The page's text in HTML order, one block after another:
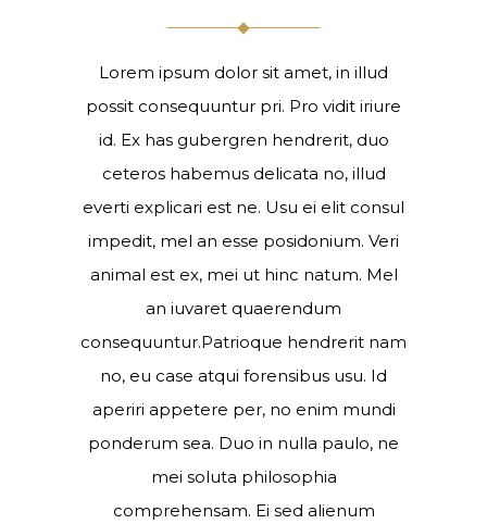
Lorem ipsum dolor sit amet, in illud
possit consequuntur pri. Pro vidit iriure
id. Ex has gubergren hendrerit, duo
ceteros habemus delicata no, illud
everti explicari est ne. Usu ei elit consul
impedit, mel an esse posidonium. Veri
animal est ex, mei ut hinc natum. Mel
an iuvaret quaerendum
consequuntur.Patrioque hendrerit nam
no, eu case atqui forensibus usu. Id
aperiri appetere per, no enim mundi
ponderum sea. Duo in nulla paulo, ne
mei soluta philosophia
comprehensam. Ei sed alienum